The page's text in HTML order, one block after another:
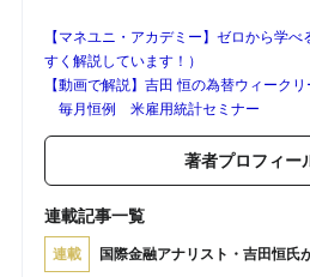
【マネユニ・アカデミー】ゼロから学
すく解説しています！）
【動画で解説】吉田 恒の為替ウィーク
毎月恒例 米雇用統計セミナー
著者プロフィー
連載記事一覧
連載 国際金融アナリスト・吉田恒氏